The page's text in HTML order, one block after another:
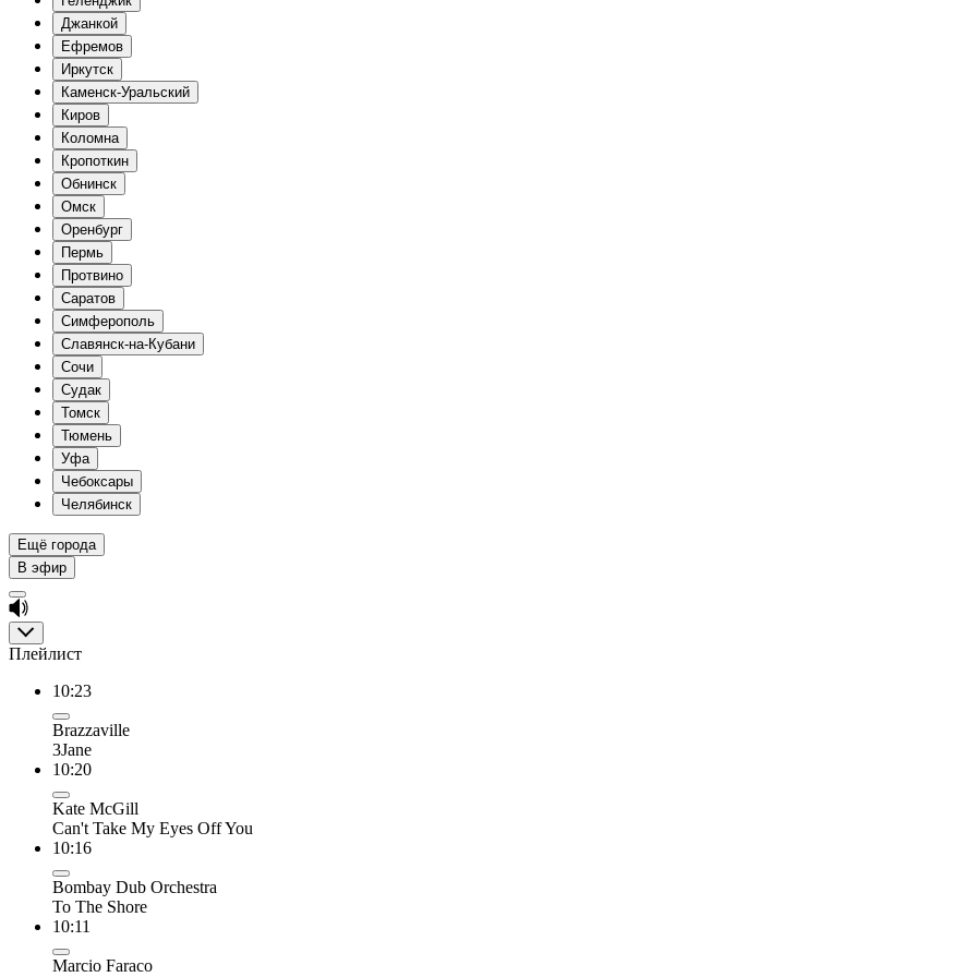
Джанкой
Ефремов
Иркутск
Каменск-Уральский
Киров
Коломна
Кропоткин
Обнинск
Омск
Оренбург
Пермь
Протвино
Саратов
Симферополь
Славянск-на-Кубани
Сочи
Судак
Томск
Тюмень
Уфа
Чебоксары
Челябинск
Ещё города
В эфир
Плейлист
10:23
Brazzaville
3Jane
10:20
Kate McGill
Can't Take My Eyes Off You
10:16
Bombay Dub Orchestra
To The Shore
10:11
Marcio Faraco